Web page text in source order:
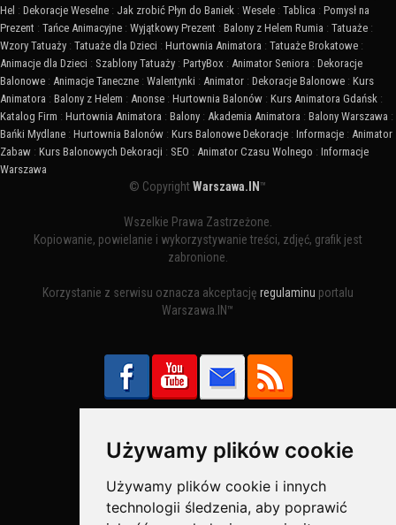
Używamy plików cookie
Używamy plików cookie i innych
technologii śledzenia, aby poprawić
Hel : Dekoracje Weselne : Jak zrobić Płyn do Baniek : Wesele : Tablica : Pomysł na
Prezent : Tańce Animacyjne : Wyjątkowy Prezent : Balony z Helem Rumia : Tatuaże :
Wzory Tatuaży : Tatuaże dla Dzieci : Hurtownia Animatora : Tatuaże Brokatowe :
Animacje dla Dzieci : Szablony Tatuaży : PartyBox : Animator Seniora : Dekoracje
Balonowe : Animacje Taneczne : Walentynki : Animator : Dekoracje Balonowe : Kurs
Animatora : Balony z Helem : Anonse : Hurtownia Balonów : Kurs Animatora Gdańsk :
Katalog Firm : Hurtownia Animatora : Balony : Akademia Animatora : Balony Warszawa :
Bańki Mydlane : Hurtownia Balonów : Kurs Balonowe Dekoracje : Informacje : Animator
Zabaw : Kurs Balonowych Dekoracji : SEO : Animator Czasu Wolnego : Informacje
Warszawa
© CopyrightWarszawa.IN ™
Wszelkie Prawa Zastrzeżone.
Kopiowanie, powielanie i wykorzystywanie treści, zdjęć, grafik jest
zabronione.
Korzystanie z serwisu oznacza akceptację regulaminu portalu
Warszawa.IN™
Bezpieczne Płatności obsługuje: